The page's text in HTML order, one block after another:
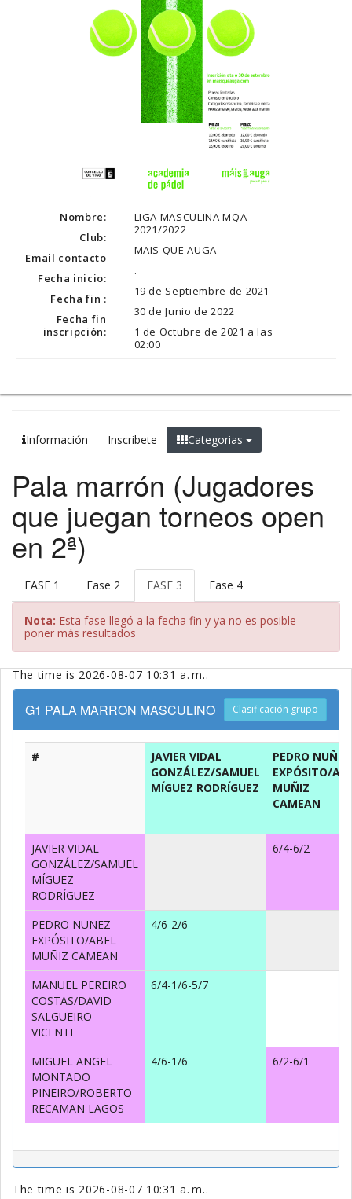
Nombre:
Club:
Email contacto
Fecha inicio:
Fecha fin :
Fecha fin
inscripción:
LIGA MASCULINA MQA
2021/2022
MAIS QUE AUGA
.
19 de Septiembre de 2021
30 de Junio de 2022
1 de Octubre de 2021 a las
02:00
Información Inscribete Categorias
Pala marrón (Jugadores
que juegan torneos open
en 2ª)
FASE 1 Fase 2 FASE 3 Fase 4
Nota: Esta fase llegó a la fecha fin y ya no es posible
poner más resultados
The time is 2026-08-07 10:31 a. m..
G1 PALA MARRON MASCULINO Clasificación grupo
#
JAVIER VIDAL
GONZÁLEZ/SAMUEL
MÍGUEZ RODRÍGUEZ
PEDRO NUÑEZ
EXPÓSITO/
MUÑIZ
CAMEAN
JAVIER VIDAL
GONZÁLEZ/SAMUEL
MÍGUEZ
RODRÍGUEZ
6/4-6/2
PEDRO NUÑEZ
EXPÓSITO/ABEL
MUÑIZ CAMEAN
4/6-2/6
MANUEL PEREIRO
COSTAS/DAVID
SALGUEIRO
VICENTE
6/4-1/6-5/7
MIGUEL ANGEL
MONTADO
PIÑEIRO/ROBERTO
RECAMAN LAGOS
4/6-1/6 6/2-6/1
The time is 2026-08-07 10:31 a. m..